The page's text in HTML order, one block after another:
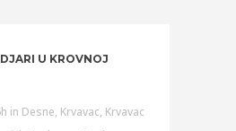
U KROVNOJ
in Desne, Krvavac, Krvavac